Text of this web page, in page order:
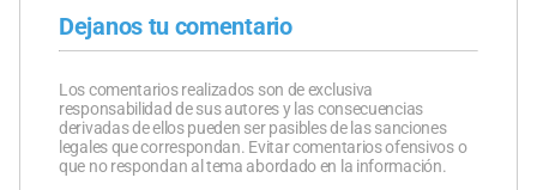
Dejanos tu comentario
Los comentarios realizados son de exclusiva
responsabilidad de sus autores y las consecuencias
derivadas de ellos pueden ser pasibles de las sanciones
legales que correspondan. Evitar comentarios ofensivos o
que no respondan al tema abordado en la información.